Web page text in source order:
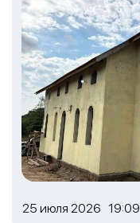
25 июля 2026 19:09